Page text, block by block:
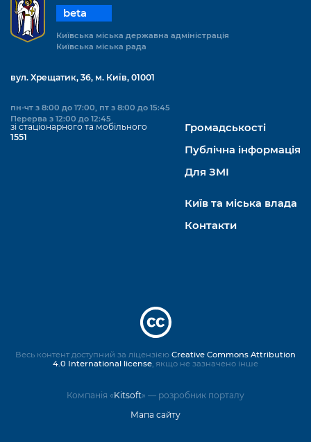
beta
Київська міська державна адміністрація
Київська міська рада
вул. Хрещатик, 36, м. Київ, 01001
пн-чт з 8:00 до 17:00, пт з 8:00 до 15:45
Перерва з 12:00 до 12:45
зі стаціонарного та мобільного
1551
Громадськості
Публічна інформація
Для ЗМІ
Київ та міська влада
Контакти
Компанія «Kitsoft» — розробник порталу
Мапа сайту
Весь контент доступний за ліцензією Creative Commons Attribution
4.0 International license , якщо не зазначено інше